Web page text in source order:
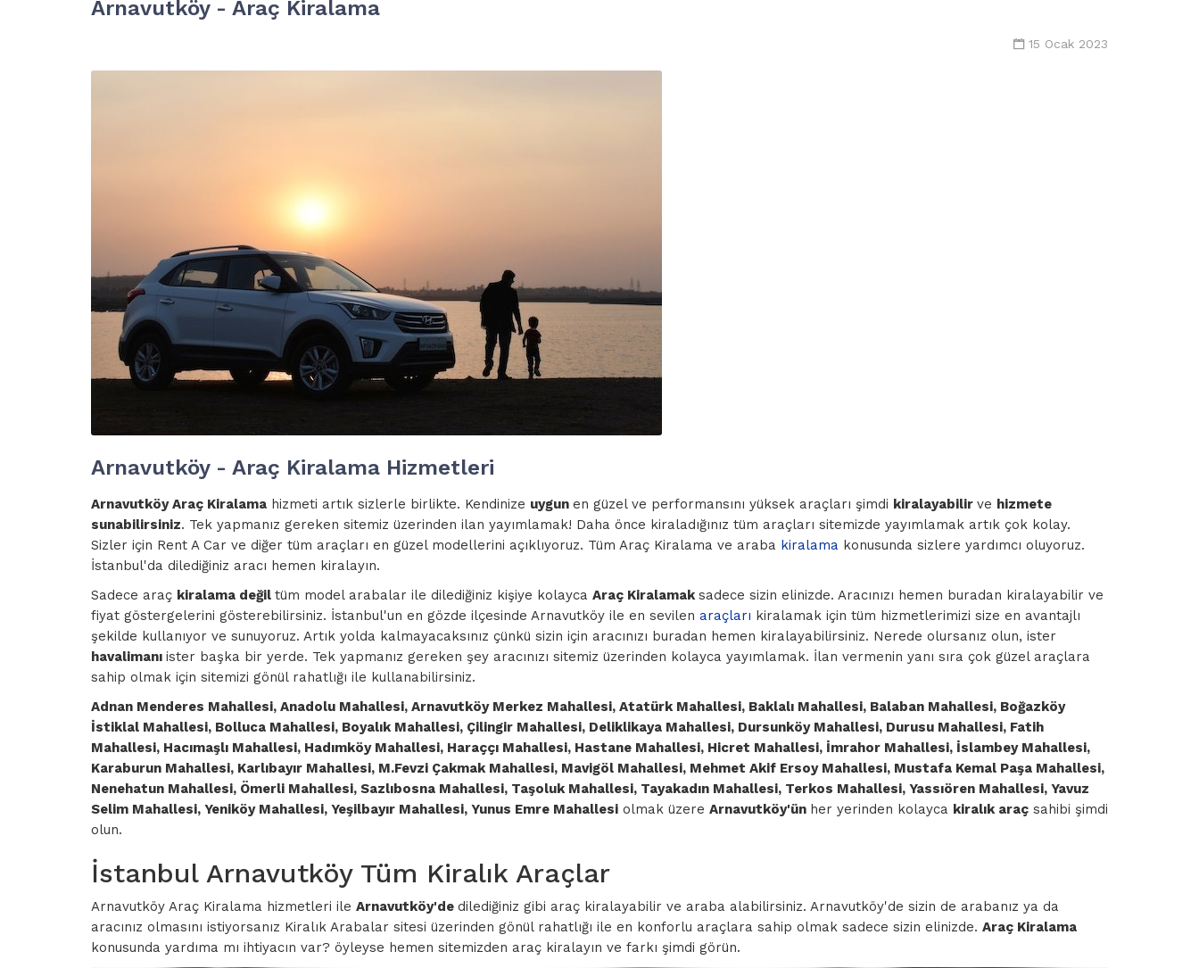
Arnavutköy - Araç Kiralama
15 Ocak 2023
Arnavutköy - Araç Kiralama Hizmetleri
Arnavutköy Araç Kiralama hizmeti artık sizlerle birlikte. Kendinize uygun en güzel ve performansını yüksek araçları şimdi kiralayabilir ve hizmete
sunabilirsiniz. Tek yapmanız gereken sitemiz üzerinden ilan yayımlamak! Daha önce kiraladığınız tüm araçları sitemizde yayımlamak artık çok kolay.
Sizler için Rent A Car ve diğer tüm araçları en güzel modellerini açıklıyoruz. Tüm Araç Kiralama ve araba kiralama konusunda sizlere yardımcı oluyoruz.
İstanbul'da dilediğiniz aracı hemen kiralayın.
Sadece araç kiralama değil tüm model arabalar ile dilediğiniz kişiye kolayca Araç Kiralamaksadece sizin elinizde. Aracınızı hemen buradan kiralayabilir ve
fiyat göstergelerini gösterebilirsiniz. İstanbul'un en gözde ilçesinde Arnavutköy ile en sevilen araçları kiralamak için tüm hizmetlerimizi size en avantajlı
şekilde kullanıyor ve sunuyoruz. Artık yolda kalmayacaksınız çünkü sizin için aracınızı buradan hemen kiralayabilirsiniz. Nerede olursanız olun, ister
havalimanı ister başka bir yerde. Tek yapmanız gereken şey aracınızı sitemiz üzerinden kolayca yayımlamak. İlan vermenin yanı sıra çok güzel araçlara
sahip olmak için sitemizi gönül rahatlığı ile kullanabilirsiniz.
Adnan Menderes Mahallesi, Anadolu Mahallesi, Arnavutköy Merkez Mahallesi, Atatürk Mahallesi, Baklalı Mahallesi, Balaban Mahallesi, Boğazköy
İstiklal Mahallesi, Bolluca Mahallesi, Boyalık Mahallesi, Çilingir Mahallesi, Deliklikaya Mahallesi, Dursunköy Mahallesi, Durusu Mahallesi, Fatih
Mahallesi, Hacımaşlı Mahallesi, Hadımköy Mahallesi, Haraççı Mahallesi, Hastane Mahallesi, Hicret Mahallesi, İmrahor Mahallesi, İslambey Mahallesi,
Karaburun Mahallesi, Karlıbayır Mahallesi, M.Fevzi Çakmak Mahallesi, Mavigöl Mahallesi, Mehmet Akif Ersoy Mahallesi, Mustafa Kemal Paşa Mahallesi,
Nenehatun Mahallesi, Ömerli Mahallesi, Sazlıbosna Mahallesi, Taşoluk Mahallesi, Tayakadın Mahallesi, Terkos Mahallesi, Yassıören Mahallesi, Yavuz
Selim Mahallesi, Yeniköy Mahallesi, Yeşilbayır Mahallesi, Yunus Emre Mahallesi olmak üzere Arnavutköy'ün her yerinden kolayca kiralık araç sahibi şimdi
olun.
İstanbul Arnavutköy Tüm Kiralık Araçlar
Arnavutköy Araç Kiralama hizmetleri ile Arnavutköy'de dilediğiniz gibi araç kiralayabilir ve araba alabilirsiniz. Arnavutköy'de sizin de arabanız ya da
aracınız olmasını istiyorsanız Kiralık Arabalar sitesi üzerinden gönül rahatlığı ile en konforlu araçlara sahip olmak sadece sizin elinizde. Araç Kiralama
konusunda yardıma mı ihtiyacın var? öyleyse hemen sitemizden araç kiralayın ve farkı şimdi görün.